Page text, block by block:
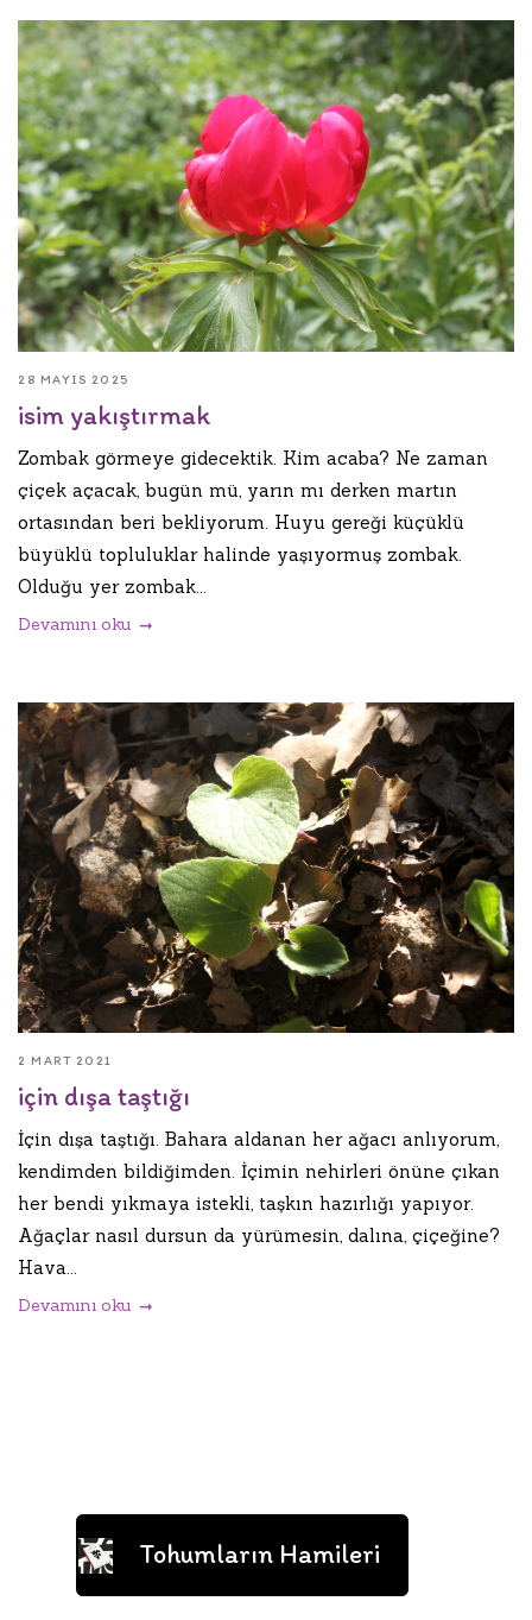
28 MAYIS 2025
isim yakıştırmak
Zombak görmeye gidecektik. Kim acaba? Ne zaman
çiçek açacak, bugün mü, yarın mı derken martın
ortasından beri bekliyorum. Huyu gereği küçüklü
büyüklü topluluklar halinde yaşıyormuş zombak.
Olduğu yer zombak...
Devamını oku
2 MART 2021
için dışa taştığı
İçin dışa taştığı. Bahara aldanan her ağacı anlıyorum,
kendimden bildiğimden. İçimin nehirleri önüne çıkan
her bendi yıkmaya istekli, taşkın hazırlığı yapıyor.
Ağaçlar nasıl dursun da yürümesin, dalına, çiçeğine?
Hava...
Devamını oku
Tohumların Hamileri